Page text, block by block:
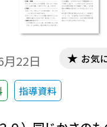
22日
指導資料
お気